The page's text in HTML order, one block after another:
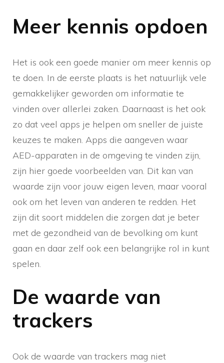
Meer kennis opdoen
Het is ook een goede manier om meer kennis op
te doen. In de eerste plaats is het natuurlijk vele
gemakkelijker geworden om informatie te
vinden over allerlei zaken. Daarnaast is het ook
zo dat veel apps je helpen om sneller de juiste
keuzes te maken. Apps die aangeven waar
AED-apparaten in de omgeving te vinden zijn,
zijn hier goede voorbeelden van. Dit kan van
waarde zijn voor jouw eigen leven, maar vooral
ook om het leven van anderen te redden. Het
zijn dit soort middelen die zorgen dat je beter
met de gezondheid van de bevolking om kunt
gaan en daar zelf ook een belangrijke rol in kunt
spelen.
De waarde van
trackers
Ook de waarde van trackers mag niet